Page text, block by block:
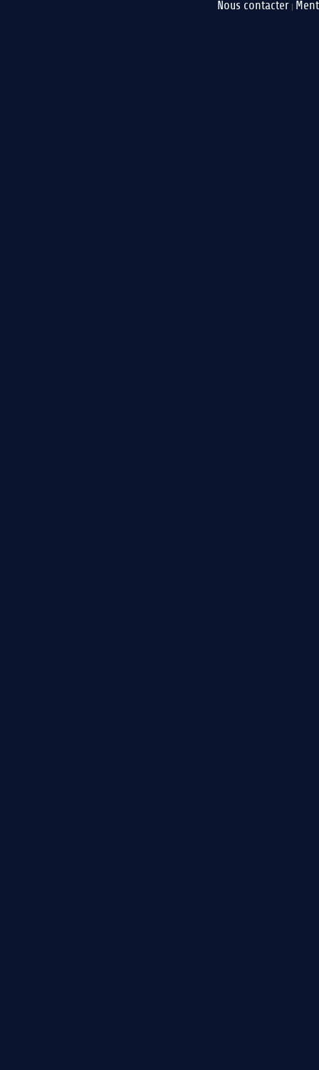
Nous contacter |